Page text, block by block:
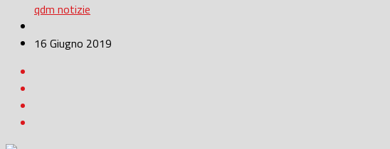
qdm notizie
16 Giugno 2019